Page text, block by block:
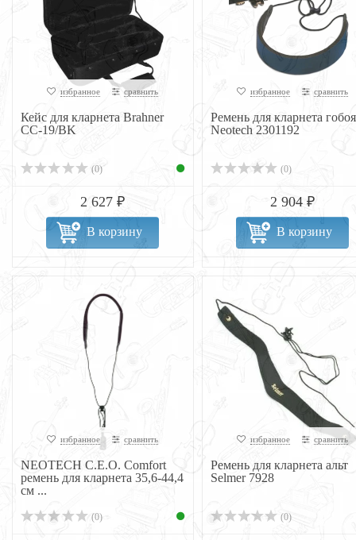
избранное сравнить
Кейс для кларнета Brahner
CC-19/BK
(0)
2 627 ₽
В корзину
избранное сравнить
Ремень для кларнета гобоя
Neotech 2301192
(0)
2 904 ₽
В корзину
избранное сравнить
NEOTECH C.E.O. Comfort
ремень для кларнета 35,6-44,4
см ...
(0)
избранное сравнить
Ремень для кларнета альт
Selmer 7928
(0)